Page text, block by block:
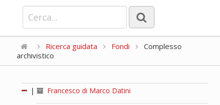
Ricerca guidata Fondi
Complesso
archivistico
| Francesco di Marco Datini